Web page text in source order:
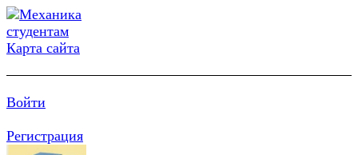
Карта сайта
Войти
Регистрация